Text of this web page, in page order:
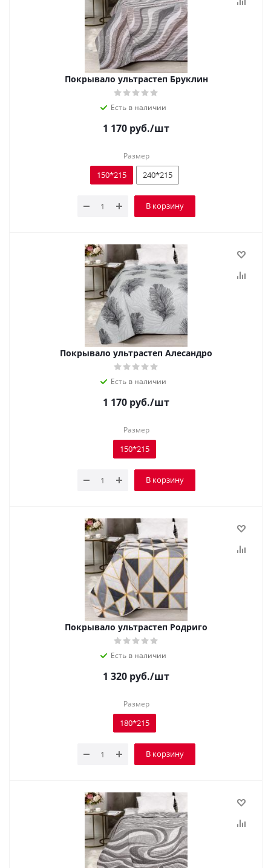
Покрывало ультрастеп Бруклин
Есть в наличии
1 170 руб./шт
Размер
150*215 240*215
В корзину
Покрывало ультрастеп Алесандро
Есть в наличии
1 170 руб./шт
Размер
150*215
В корзину
Покрывало ультрастеп Родриго
Есть в наличии
1 320 руб./шт
Размер
180*215
В корзину